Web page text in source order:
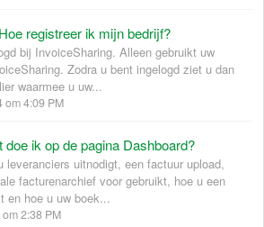
registreer ik mijn bedrijf?
bij InvoiceSharing. Alleen gebruikt uw
Zodra u bent ingelogd ziet u dan
waarmee u uw...
om 4:09 PM
doe ik op de pagina Dashboard?
leveranciers uitnodigt, een factuur upload,
facturenarchief voor gebruikt, hoe u een
en hoe u uw boek...
2:38 PM